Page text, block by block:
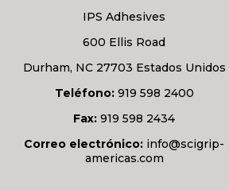
IPS Adhesives
600 Ellis Road
Durham, NC 27703 Estados Unidos
Teléfono:919 598 2400
Fax: 919 598 2434
Correo electrónico: info@scigrip-
americas.com